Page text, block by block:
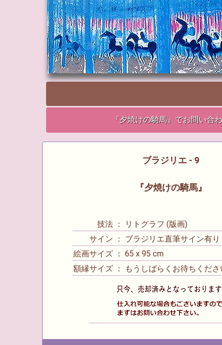
『夕焼けの騎馬』でお問い合
ブラジリエ - 9
『夕焼けの騎馬』
技法 ： リトグラフ (版画)
サイン ： ブラジリエ直筆サイン有り
絵画サイズ ： 65 x 95 cm
額縁サイズ ： もうしばらくお待ちくだ